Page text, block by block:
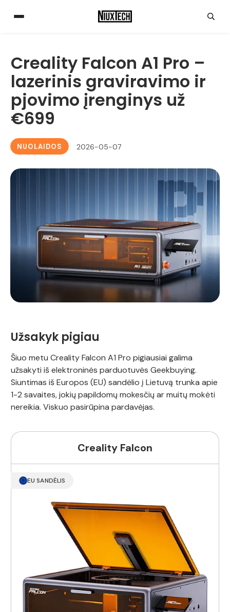
Creality Falcon A1 Pro –
lazerinis graviravimo ir
pjovimo įrenginys už
€699
NUOLAIDOS 2026-05-07
Užsakyk pigiau
Šiuo metu Creality Falcon A1 Pro pigiausiai galima
užsakyti iš elektroninės parduotuvės Geekbuying.
Siuntimas iš Europos (EU) sandėlio į Lietuvą trunka apie
1-2 savaites, jokių papildomų mokesčių ar muitų mokėti
nereikia. Viskuo pasirūpina pardavėjas.
Creality Falcon
EU SANDĖLIS